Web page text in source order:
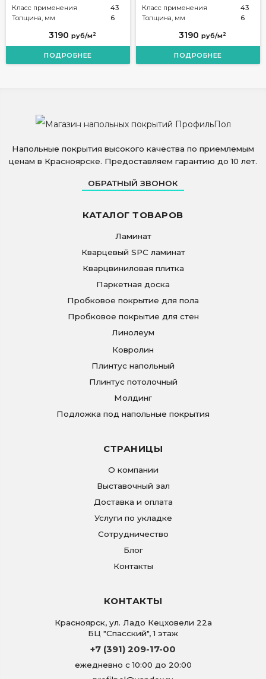
Класс применения
43
Толщина, мм
6
3190 руб/м 2
ПОДРОБНЕЕ
Класс применения
43
Толщина, мм
6
3190 руб/м 2
ПОДРОБНЕЕ
Напольные покрытия высокого качества по приемлемым
ценам в Красноярске. Предоставляем гарантию до 10 лет.
ОБРАТНЫЙ ЗВОНОК
КАТАЛОГ ТОВАРОВ
Ламинат
Кварцевый SPC ламинат
Кварцвиниловая плитка
Паркетная доска
Пробковое покрытие для пола
Пробковое покрытие для стен
Линолеум
Ковролин
Плинтус напольный
Плинтус потолочный
Молдинг
Подложка под напольные покрытия
СТРАНИЦЫ
О компании
Выставочный зал
Доставка и оплата
Услуги по укладке
Сотрудничество
Блог
Контакты
КОНТАКТЫ
Красноярск, ул. Ладо Кецховели 22а
БЦ "Спасский", 1 этаж
+7 (391) 209-17-00
ежедневно с 10:00 до 20:00